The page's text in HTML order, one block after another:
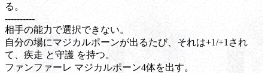
る。
----------
相手の能力で選択できない。
自分の場にマジカルポーンが出るたび、それは+1/+1され
て、 疾走 と守護 を持つ。
ファンファーレ マジカルポーン4体を出す。